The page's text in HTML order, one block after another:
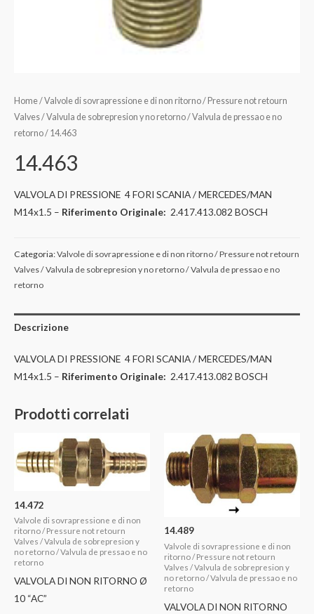
Home/Valvole di sovrapressione e di non ritorno / Pressure not retourn
Valves / Valvula de sobrepresion y no retorno / Valvula de pressao e no
retorno/ 14.463
14.463
VALVOLA DI PRESSIONE 4 FORI SCANIA / MERCEDES/MAN
M14x1.5 – Riferimento Originale: 2.417.413.082 BOSCH
Categoria:Valvole di sovrapressione e di non ritorno / Pressure not retourn
Valves / Valvula de sobrepresion y no retorno / Valvula de pressao e no
retorno
Descrizione
VALVOLA DI PRESSIONE 4 FORI SCANIA / MERCEDES/MAN
M14x1.5 – Riferimento Originale: 2.417.413.082 BOSCH
Prodotti correlati
14.472
Valvole di sovrapressione e di non
ritorno / Pressure not retourn
Valves / Valvula de sobrepresion y
no retorno / Valvula de pressao e no
retorno
VALVOLA DI NON RITORNO Ø
10 “AC”
14.489
Valvole di sovrapressione e di non
ritorno / Pressure not retourn
Valves / Valvula de sobrepresion y
no retorno / Valvula de pressao e no
retorno
VALVOLA DI NON RITORNO